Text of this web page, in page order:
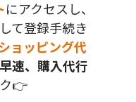
にアクセスし、
て登録手続き
ョッピング代
早速、購入代行
👉